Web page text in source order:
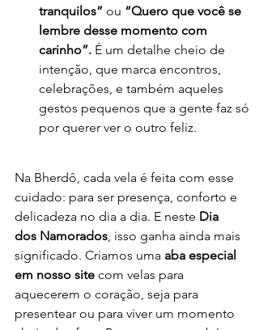
tranquilos” ou “Quero que você se
lembre desse momento com
carinho”. É um detalhe cheio de
intenção, que marca encontros,
celebrações, e também aqueles
gestos pequenos que a gente faz só
por querer ver o outro feliz.
Na Bherdô, cada vela é feita com esse
cuidado: para ser presença, conforto e
delicadeza no dia a dia. E neste Dia
dos Namorados, isso ganha ainda mais
significado. Criamos uma aba especial
em nosso site com velas para
aquecerem o coração, seja para
presentear ou para viver um momento